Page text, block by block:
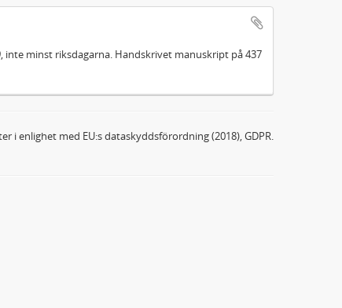
inte minst riksdagarna. Handskrivet manuskript på 437
enlighet med EU:s dataskyddsförordning (2018), GDPR.